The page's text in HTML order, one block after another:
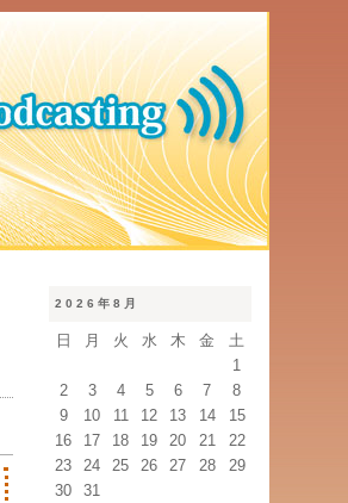
2026年8月
日 月 火 水 木 金
土
1
2
3 4 5 6 7
8
9
10 11 12 13 14
15
16
17 18 19 20 21
22
23
24 25 26 27 28
29
30
31